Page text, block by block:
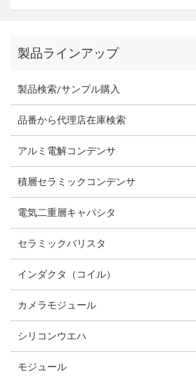
製品ラインアップ
製品検索/サンプル購入
品番から代理店在庫検索
アルミ電解コンデンサ
積層セラミックコンデンサ
電気二重層キャパシタ
セラミックバリスタ
インダクタ（コイル）
カメラモジュール
シリコンウエハ
モジュール